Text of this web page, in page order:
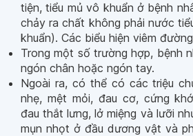
tiện, tiểu mủ vô khuẩn ở bệnh
chảy ra chất không phải nước
khuẩn). Các biểu hiện viêm
Trong một số trường hợp, bệnh
ngón chân hoặc ngón tay.
Ngoài ra, có thể có các triệu
nhẹ, mệt mỏi, đau cơ, cứng
đau thắt lưng, lở miệng và lưỡi
mụn nhọt ở đầu dương vật và